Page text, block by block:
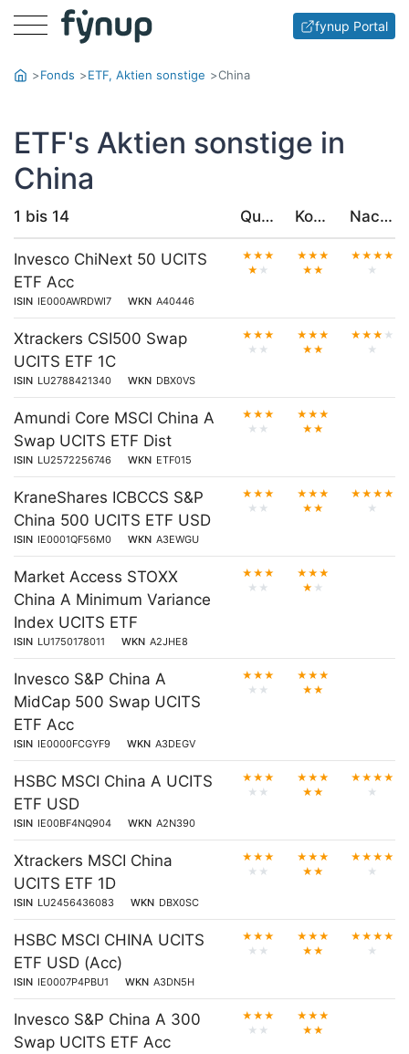
Menu fynup Portal
Fonds ETF, Aktien sonstige China
ETF's Aktien sonstige in
China
1 bis 14 Qualität Kosten Nachhaltigkeit
Invesco ChiNext 50 UCITS
ETF Acc
ISIN IE000AWRDWI7 WKN A40446
★ ★ ★
★ ★
★ ★ ★
★ ★
★ ★ ★ ★
★
Xtrackers CSI500 Swap
UCITS ETF 1C
ISIN LU2788421340 WKN DBX0VS
★ ★ ★
★ ★
★ ★ ★
★ ★
★ ★ ★ ★
★
Amundi Core MSCI China A
Swap UCITS ETF Dist
ISIN LU2572256746 WKN ETF015
★ ★ ★
★ ★
★ ★ ★
★ ★
KraneShares ICBCCS S&P
China 500 UCITS ETF USD
ISIN IE0001QF56M0 WKN A3EWGU
★ ★ ★
★ ★
★ ★ ★
★ ★
★ ★ ★ ★
★
Market Access STOXX
China A Minimum Variance
Index UCITS ETF
ISIN LU1750178011 WKN A2JHE8
★ ★ ★
★ ★
★ ★ ★
★ ★
Invesco S&P China A
MidCap 500 Swap UCITS
ETF Acc
ISIN IE0000FCGYF9 WKN A3DEGV
★ ★ ★
★ ★
★ ★ ★
★ ★
HSBC MSCI China A UCITS
ETF USD
ISIN IE00BF4NQ904 WKN A2N390
★ ★ ★
★ ★
★ ★ ★
★ ★
★ ★ ★ ★
★
Xtrackers MSCI China
UCITS ETF 1D
ISIN LU2456436083 WKN DBX0SC
★ ★ ★
★ ★
★ ★ ★
★ ★
★ ★ ★ ★
★
HSBC MSCI CHINA UCITS
ETF USD (Acc)
ISIN IE0007P4PBU1 WKN A3DN5H
★ ★ ★
★ ★
★ ★ ★
★ ★
★ ★ ★ ★
★
Invesco S&P China A 300
Swap UCITS ETF Acc
★ ★ ★
★ ★
★ ★ ★
★ ★